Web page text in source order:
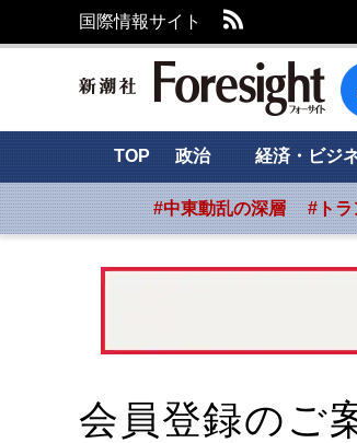
国際情報サイト
新
TOP 政治 経済・ビジ
#中東動乱の深層 #トラ
会員登録のご